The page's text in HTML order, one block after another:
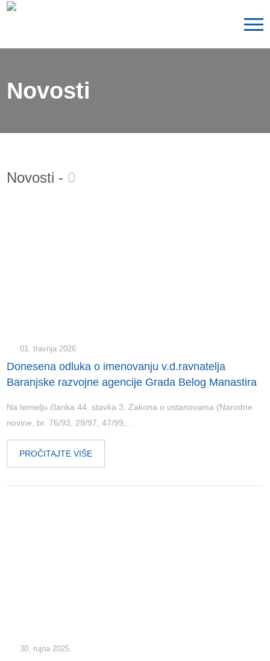
Novosti
Novosti - 0
01. travnja 2026
Donesena odluka o imenovanju v.d.ravnatelja
Baranjske razvojne agencije Grada Belog Manastira
Na temelju članka 44. stavka 3. Zakona o ustanovama (Narodne
novine, br. 76/93, 29/97, 47/99,…
PROČITAJTE VIŠE
30. rujna 2025